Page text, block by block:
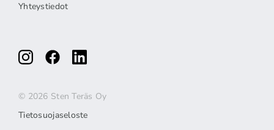
Yhteystiedot
© 2026 Sten Teräs Oy
Tietosuojaseloste